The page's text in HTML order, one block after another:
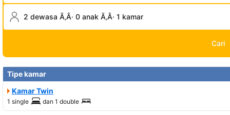
2 dewasa Ã‚Â· 0 anak Ã‚Â· 1 kamar
Cari
Tipe kamar
Kamar Twin
1 single dan 1 double